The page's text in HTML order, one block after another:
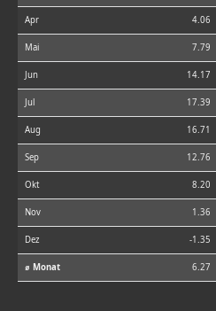
Apr 4.06
Mai 7.79
Jun 14.17
Jul 17.39
Aug 16.71
Sep 12.76
Okt 8.20
Nov 1.36
Dez -1.35
⌀ Monat 6.27